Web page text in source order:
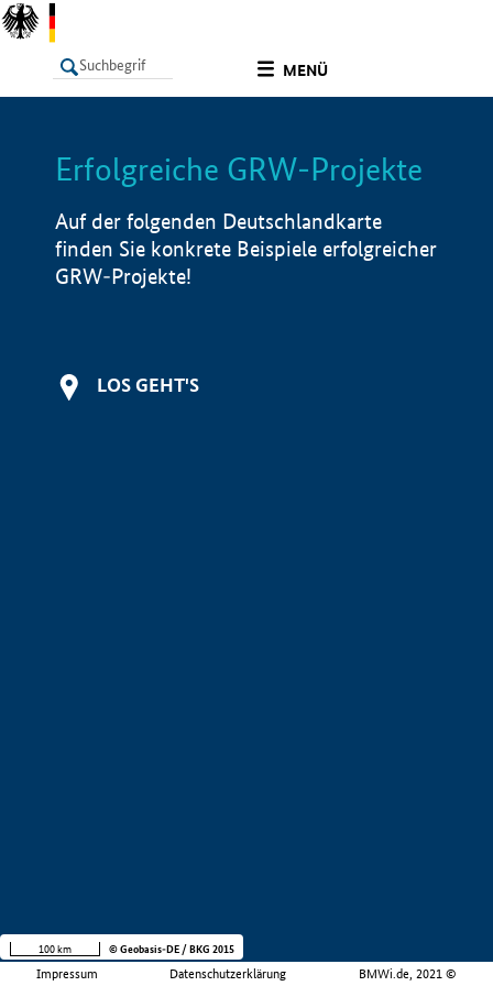
MENÜ
LISTE Info
Erfolgreiche GRW-Projekte
Auf der folgenden Deutschlandkarte
finden Sie konkrete Beispiele erfolgreicher
GRW-Projekte!
LOS GEHT'S
Impressum Datenschutzerklärung BMWi.de, 2021 ©
100 km © Geobasis-DE / BKG 2015